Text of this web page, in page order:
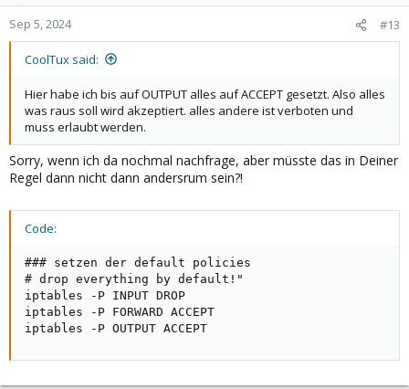
Sep 5, 2024 #13
CoolTux said:
Hier habe ich bis auf OUTPUT alles auf ACCEPT gesetzt. Also alles
was raus soll wird akzeptiert. alles andere ist verboten und
muss erlaubt werden.
Sorry, wenn ich da nochmal nachfrage, aber müsste das in Deiner
Regel dann nicht dann andersrum sein?!
Code:
### setzen der default policies
# drop everything by default!"
iptables -P INPUT DROP
iptables -P FORWARD ACCEPT
iptables -P OUTPUT ACCEPT